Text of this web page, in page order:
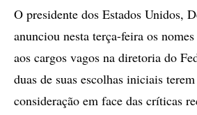
O presidente dos Estados Unidos,
anunciou nesta terça-feira os
aos cargos vagos na diretoria do
duas de suas escolhas iniciais
consideração em face das críticas